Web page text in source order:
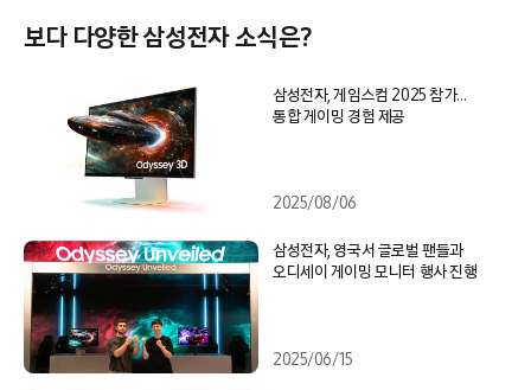
보다 다양한 삼성전자 소식은?
삼성전자, 게임스컴 2025 참가…
통합 게이밍 경험 제공
2025/08/06
삼성전자, 영국서 글로벌 팬들과
오디세이 게이밍 모니터 행사 진행
2025/06/15